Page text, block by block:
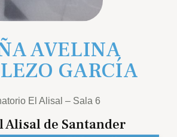
AVELINA
GARCÍA
El Alisal – Sala 6
Alisal de Santander